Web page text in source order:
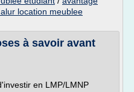
location meublee
à savoir avant
en LMP/LMNP